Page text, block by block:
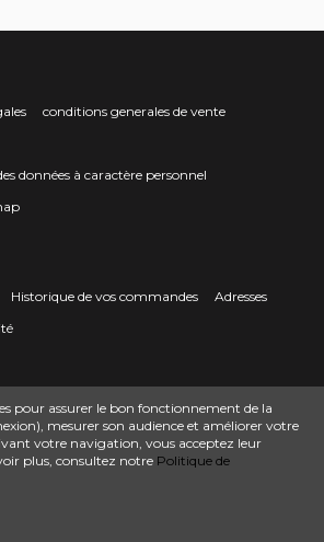
conditions generales de vente
données à caractère personnel
Historique de vos commandes
Adresses
Pied-de-Borne
0624436257
pour assurer le bon fonctionnement de la
mesurer son audience et améliorer votre
votre navigation, vous acceptez leur
plus, consultez notre Politique de